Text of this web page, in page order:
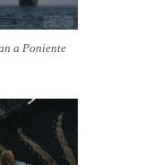
a Poniente